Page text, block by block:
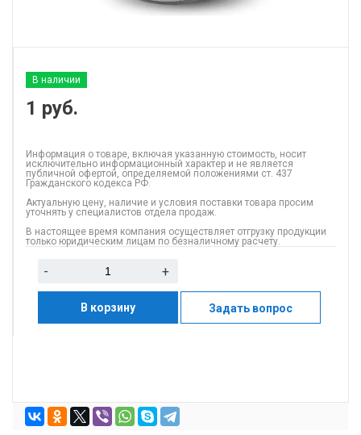
В наличии
1 руб.
Информация о товаре, включая указанную стоимость, носит
исключительно информационный характер и не является
публичной офертой, определяемой положениями ст. 437
Гражданского кодекса РФ.
Актуальную цену, наличие и условия поставки товара просим
уточнять у специалистов отдела продаж.
В настоящее время компания осуществляет отгрузку продукции
только юридическим лицам по безналичному расчету.
- +
В корзину Задать вопрос